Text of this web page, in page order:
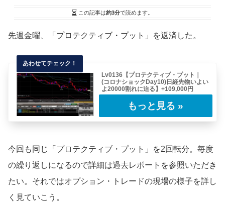
この記事は約3分で読めます。
先週金曜、「プロテクティブ・プット」を返済した。
Lv0136【プロテクティブ・プット｜
(コロナショックDay10)日経先物いよい
よ20000割れに迫る】+109,000円
今回のレポートも同じ手筋。相変わらず盛りや
今回も同じ「プロテクティブ・プット」を2回転分。毎度
の繰り返しになるので詳細は過去レポートを参照いただき
たい。それではオプション・トレードの現場の様子を詳し
く見ていこう。